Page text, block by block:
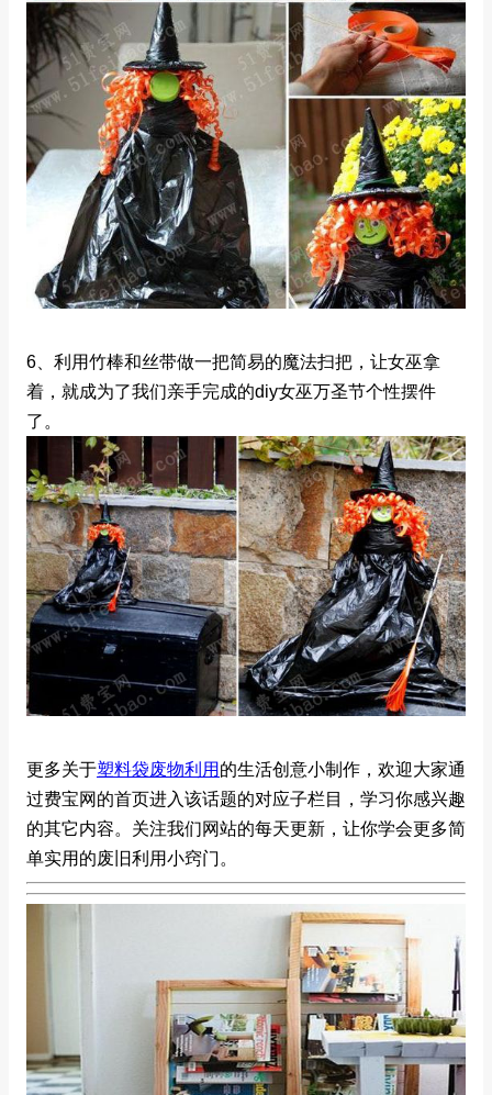
6、利用竹棒和丝带做一把简易的魔法扫把，让女巫拿
着，就成为了我们亲手完成的diy女巫万圣节个性摆件
了。
更多关于塑料袋废物利用 的生活创意小制作，欢迎大家通
过费宝网的首页进入该话题的对应子栏目，学习你感兴趣
的其它内容。关注我们网站的每天更新，让你学会更多简
单实用的废旧利用小窍门。